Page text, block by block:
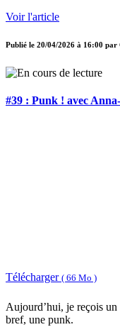
Voir l'article
Publié le 20/04/2026 à 16:00 par
#39 : Punk ! avec
Télécharger ( 66 Mo )
Aujourd’hui, je reçois
bref, une punk.